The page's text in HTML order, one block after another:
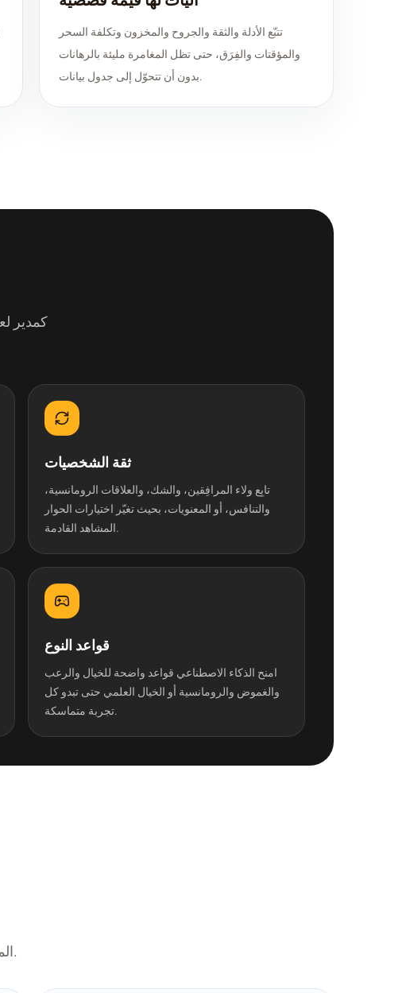
تتبّع الأدلة والثقة والجروح والمخزون وتكلفة السحر
والمؤقتات والفِرَق، حتى تظل المغامرة مليئة بالرهانات
بدون أن تتحوّل إلى جدول بيانات.
ثقة الشخصيات
تابِع ولاء المرافِقين، والشك، والعلاقات الرومانسية،
والتنافس، أو المعنويات، بحيث تغيّر اختيارات الحوار
المشاهد القادمة.
قواعد النوع
امنح الذكاء الاصطناعي قواعد واضحة للخيال والرعب
والغموض والرومانسية أو الخيال العلمي حتى تبدو كل
تجربة متماسكة.
استخدم هذه البدايات كأول دور، ثم اطلب من Story المتابعة بصيغة المخاطَب، أو المتكلّم، أو بصيغة روائية.